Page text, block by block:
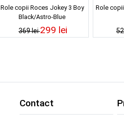
Role copii Roces Jokey 3 Boy
Black/Astro-Blue
369 lei299 lei
Role
Contact